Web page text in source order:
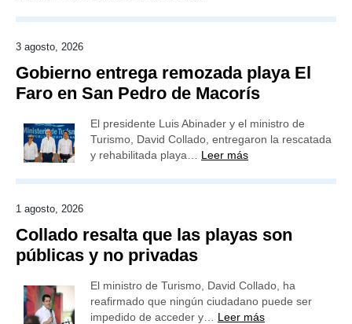
3 agosto, 2026
Gobierno entrega remozada playa El
Faro en San Pedro de Macorís
El presidente Luis Abinader y el ministro de
Turismo, David Collado, entregaron la rescatada
y rehabilitada playa… Leer más
1 agosto, 2026
Collado resalta que las playas son
públicas y no privadas
El ministro de Turismo, David Collado, ha
reafirmado que ningún ciudadano puede ser
impedido de acceder y… Leer más